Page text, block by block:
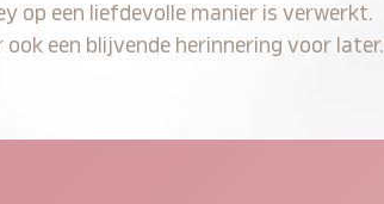
op een liefdevolle manier is verwerkt.
een blijvende herinnering voor later.